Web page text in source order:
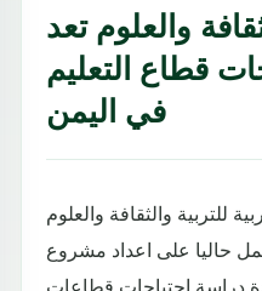
والعلوم تعد
قطاع التعليم
في اليمن
للتربية والثقافة والعلوم
حاليا على اعداد مشروع
دراسة احتياجات قطاعات